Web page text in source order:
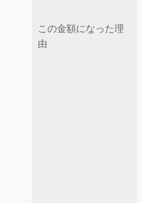
この金額になった理
由